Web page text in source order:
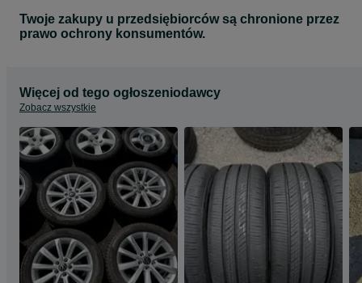
Twoje zakupy u przedsiębiorców są chronione przez
prawo ochrony konsumentów.
Więcej od tego ogłoszeniodawcy
Zobacz wszystkie